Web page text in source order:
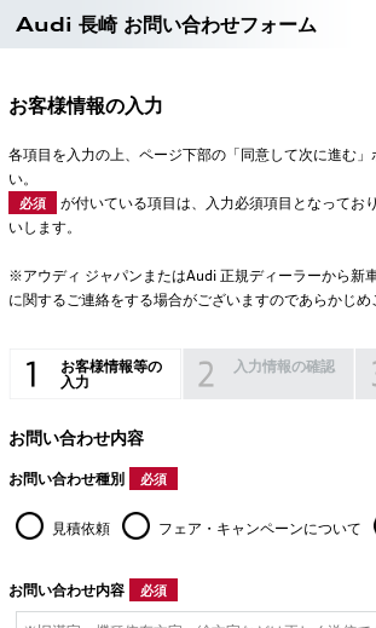
Audi 長崎 お問い合わせフォーム
お客様情報の入力
各項目を入力の上、ページ下部の「同意して次に進む」
い。
必須
が付いている項目は、入力必須項目となってお
いします。
※アウディ ジャパンまたはAudi 正規ディーラーから新
に関するご連絡をする場合がございますのであらかじめ
お客様情報等の
入力
入力情報の確認
お問い合わせ内容
お問い合わせ種別 必須
見積依頼 フェア・キャンペーンについて
お問い合わせ内容 必須